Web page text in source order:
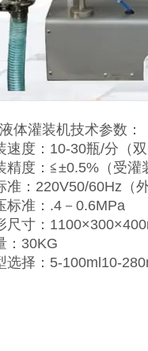
体灌装机技术参数：
速度：10-30瓶/分（双
精度：≦±0.5%（受灌
准：220V50/60Hz（
标准：.4－0.6MPa
尺寸：
：30KG
选择：5-100ml10-